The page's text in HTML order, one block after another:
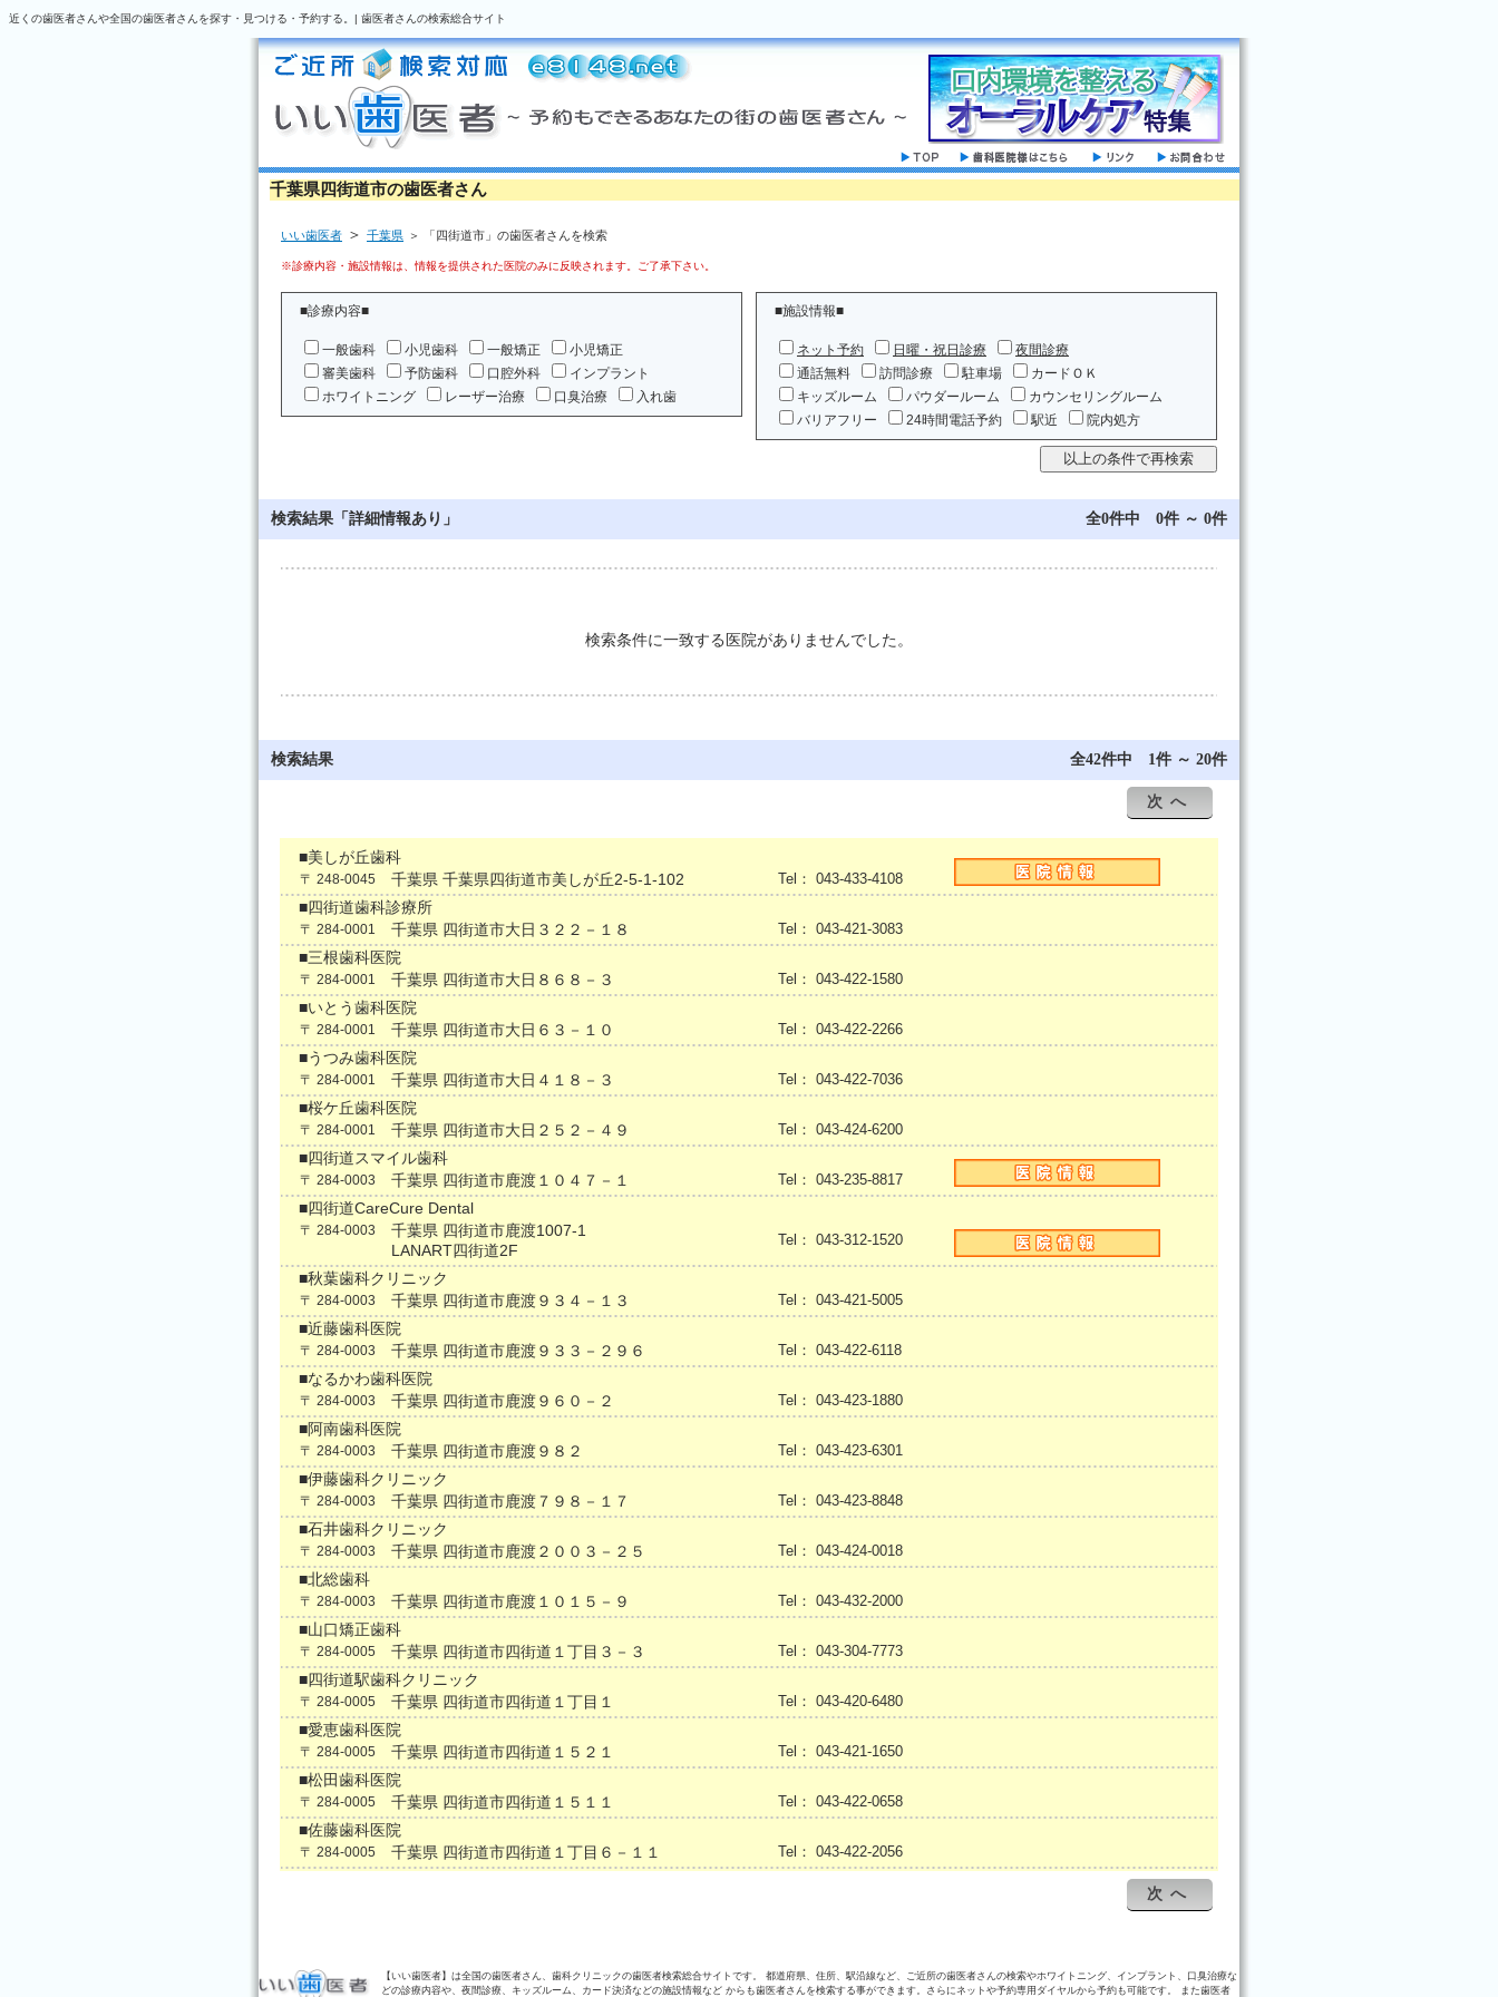
近くの歯医者さんや全国の歯医者さんを探す・見つける・予約する。| 歯医者さんの検索総合サイト
千葉県四街道市の歯医者さん
いい歯医者 ＞ 千葉県 ＞ 「四街道市」の歯医者さんを検索
※診療内容・施設情報は、情報を提供された医院のみに反映されます。ご了承下さい。
■診療内容■
一般歯科 小児歯科 一般矯正
小児矯正
審美歯科
予防歯科 口腔外科
インプラント
ホワイトニング
レーザー治療 口臭治療 入れ歯
■施設情報■
ネット予約 日曜・祝日診療
夜間診療
通話無料
訪問診療 駐車場
カードＯＫ
キッズルーム
パウダールーム
カウンセリングルーム
バリアフリー
24時間電話予約 駅近 院内処方
検索結果「詳細情報あり」 全0件中 0件 ～ 0件
検索条件に一致する医院がありませんでした。
検索結果 全42件中 1件 ～ 20件
次へ
■美しが丘歯科
〒 248-0045 千葉県 千葉県四街道市美しが丘2-5-1-102 Tel： 043-433-4108
■四街道歯科診療所
〒 284-0001 千葉県 四街道市大日３２２－１８ Tel： 043-421-3083
■三根歯科医院
〒 284-0001 千葉県 四街道市大日８６８－３ Tel： 043-422-1580
■いとう歯科医院
〒 284-0001 千葉県 四街道市大日６３－１０ Tel： 043-422-2266
■うつみ歯科医院
〒 284-0001 千葉県 四街道市大日４１８－３ Tel： 043-422-7036
■桜ケ丘歯科医院
〒 284-0001 千葉県 四街道市大日２５２－４９ Tel： 043-424-6200
■四街道スマイル歯科
〒 284-0003 千葉県 四街道市鹿渡１０４７－１ Tel： 043-235-8817
■四街道CareCure Dental
〒 284-0003
千葉県 四街道市鹿渡1007-1
LANART四街道2F
Tel： 043-312-1520
■秋葉歯科クリニック
〒 284-0003 千葉県 四街道市鹿渡９３４－１３ Tel： 043-421-5005
■近藤歯科医院
〒 284-0003 千葉県 四街道市鹿渡９３３－２９６ Tel： 043-422-6118
■なるかわ歯科医院
〒 284-0003 千葉県 四街道市鹿渡９６０－２ Tel： 043-423-1880
■阿南歯科医院
〒 284-0003 千葉県 四街道市鹿渡９８２ Tel： 043-423-6301
■伊藤歯科クリニック
〒 284-0003 千葉県 四街道市鹿渡７９８－１７ Tel： 043-423-8848
■石井歯科クリニック
〒 284-0003 千葉県 四街道市鹿渡２００３－２５ Tel： 043-424-0018
■北総歯科
〒 284-0003 千葉県 四街道市鹿渡１０１５－９ Tel： 043-432-2000
■山口矯正歯科
〒 284-0005 千葉県 四街道市四街道１丁目３－３ Tel： 043-304-7773
■四街道駅歯科クリニック
〒 284-0005 千葉県 四街道市四街道１丁目１ Tel： 043-420-6480
■愛恵歯科医院
〒 284-0005 千葉県 四街道市四街道１５２１ Tel： 043-421-1650
■松田歯科医院
〒 284-0005 千葉県 四街道市四街道１５１１ Tel： 043-422-0658
■佐藤歯科医院
〒 284-0005 千葉県 四街道市四街道１丁目６－１１ Tel： 043-422-2056
次へ
【いい歯医者】は全国の歯医者さん、歯科クリニックの歯医者検索総合サイトです。 都道府県、住所、駅沿線など、ご近所の歯医者さんの検索やホワイトニング、インプラント、口臭治療な
どの診療内容や、夜間診療、キッズルーム、カード決済などの施設情報など からも歯医者さんを検索する事ができます。さらにネットや予約専用ダイヤルから予約も可能です。 また歯医者